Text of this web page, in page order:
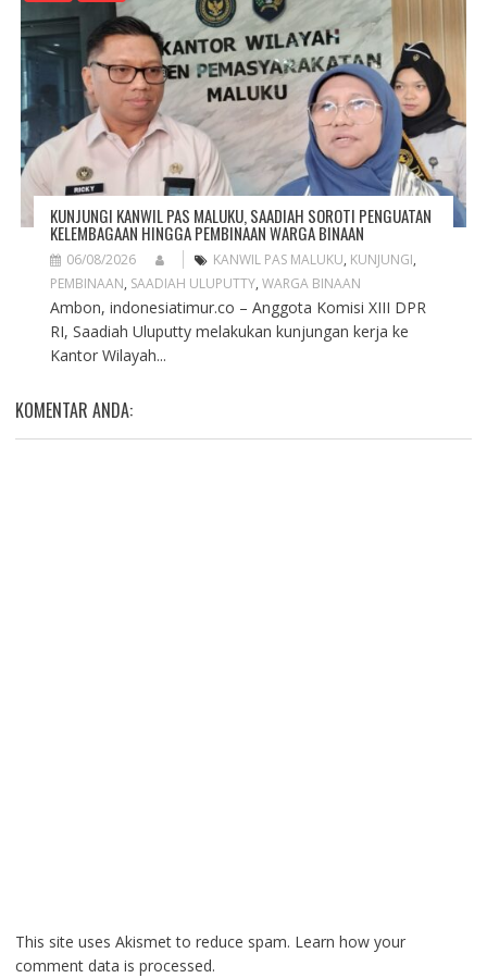
KUNJUNGI KANWIL PAS MALUKU, SAADIAH SOROTI PENGUATAN
KELEMBAGAAN HINGGA PEMBINAAN WARGA BINAAN
06/08/2026 KANWIL PAS MALUKU, KUNJUNGI,
PEMBINAAN, SAADIAH ULUPUTTY, WARGA BINAAN
Ambon, indonesiatimur.co – Anggota Komisi XIII DPR
RI, Saadiah Uluputty melakukan kunjungan kerja ke
Kantor Wilayah...
KOMENTAR ANDA:
This site uses Akismet to reduce spam. Learn how your
comment data is processed.